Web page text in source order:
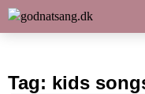
Tag: kids